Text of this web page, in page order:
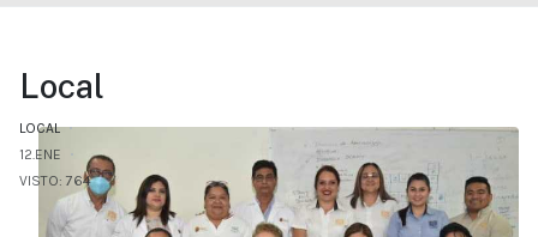
Local
LOCAL
12.ENE
VISTO: 764